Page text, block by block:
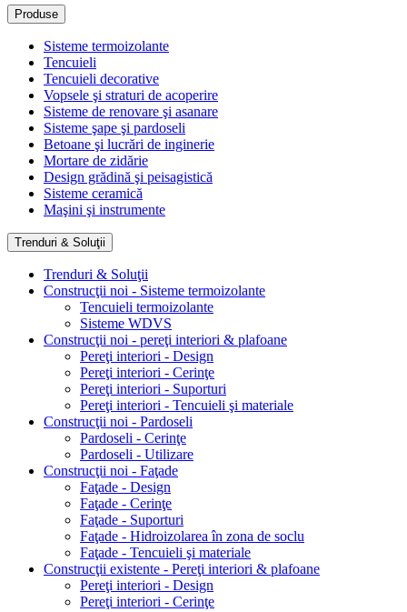
Produse
Sisteme termoizolante
Tencuieli
Tencuieli decorative
Vopsele şi straturi de acoperire
Sisteme de renovare şi asanare
Sisteme şape şi pardoseli
Betoane şi lucrări de inginerie
Mortare de zidărie
Design grădină şi peisagistică
Sisteme ceramică
Maşini şi instrumente
Trenduri & Soluţii
Trenduri & Soluţii
Construcţii noi - Sisteme termoizolante
Tencuieli termoizolante
Sisteme WDVS
Construcţii noi - pereţi interiori & plafoane
Pereţi interiori - Design
Pereţi interiori - Cerinţe
Pereţi interiori - Suporturi
Pereţi interiori - Tencuieli şi materiale
Construcţii noi - Pardoseli
Pardoseli - Cerinţe
Pardoseli - Utilizare
Construcţii noi - Faţade
Faţade - Design
Faţade - Cerinţe
Faţade - Suporturi
Faţade - Hidroizolarea în zona de soclu
Faţade - Tencuieli şi materiale
Construcţii existente - Pereţi interiori & plafoane
Pereţi interiori - Design
Pereţi interiori - Cerinţe